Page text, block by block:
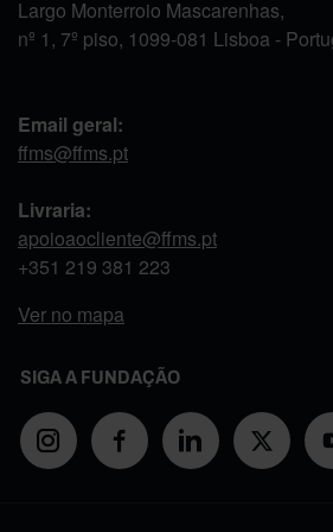
Largo Monterroio Mascarenhas,
nº 1, 7º piso, 1099-081 Lisboa -
Email geral:
ffms@ffms.pt
Livraria:
apoioaocliente@ffms.pt
+351 219 381 223
Ver no mapa
SIGA A FUNDAÇÃO